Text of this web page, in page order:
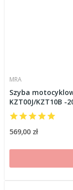
MRA
Szyba
KZT00J/KZT10B -
569,00 zł